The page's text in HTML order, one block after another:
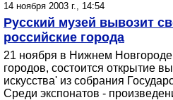
14 ноября 2003 г., 14:54
Русский музей вывозит
российские города
21 ноября в Нижнем
городов, состоится открытие
искусства' из собрания
Среди экспонатов -